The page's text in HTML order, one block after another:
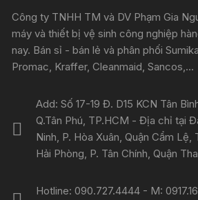
Công ty TNHH TM và DV Phạm Gia
máy và thiết bị vệ sinh công nghiệp
nay. Bán sỉ - bán lẻ và phân phối
Promac, Kraffer, Cleanmaid, Sancos,...
Add: Số 17-19 Đ. D15 KCN Tân
Q.Tân Phú, TP.HCM - Địa chỉ tại
Ninh, P. Hòa Xuân, Quận Cẩm
Hải Phòng, P. Tân Chính, Quận
Hotline: 090.727.4444 - M: